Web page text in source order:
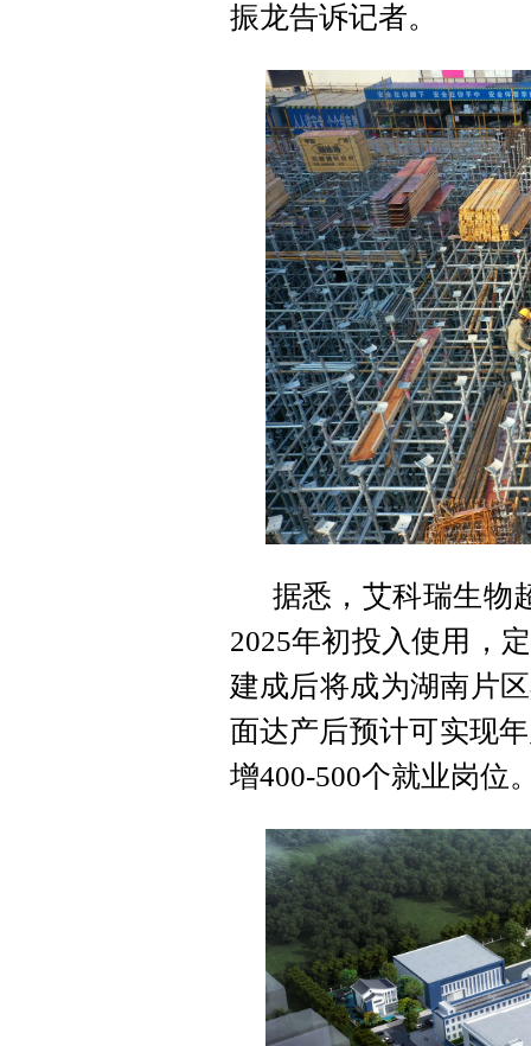
振龙告诉记者。
据悉，艾科瑞生物
2025年初投入使用，
建成后将成为湖南片
面达产后预计可实现
增400-500个就业岗位